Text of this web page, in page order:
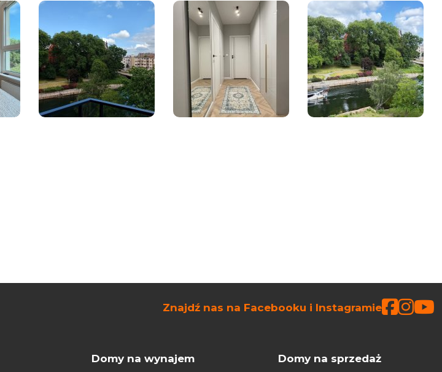
Znajdź nas na Facebooku i Instagramie
Domy na wynajem Domy na sprzedaż